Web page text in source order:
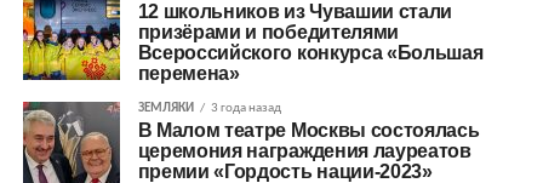
12 школьников из Чувашии стали
призёрами и победителями
Всероссийского конкурса «Большая
перемена»
ЗЕМЛЯКИ 3 года назад
В Малом театре Москвы состоялась
церемония награждения лауреатов
премии «Гордость нации-2023»